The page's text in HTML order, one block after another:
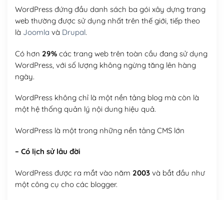
WordPress đứng đầu danh sách ba gói xây dựng trang
web thường được sử dụng nhất trên thế giới, tiếp theo
là Joomla và Drupal.
Có hơn 29%các trang web trên toàn cầu đang sử dụng
WordPress, với số lượng không ngừng tăng lên hàng
ngày.
WordPress không chỉ là một nền tảng blog mà còn là
một hệ thống quản lý nội dung hiệu quả.
WordPress là một trong những nền tảng CMS lớn
– Có lịch sử lâu đời
WordPress được ra mắt vào năm 2003và bắt đầu như
một công cụ cho các blogger.